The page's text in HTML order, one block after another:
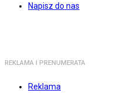
Napisz do nas
REKLAMA I PRENUMERATA
Reklama